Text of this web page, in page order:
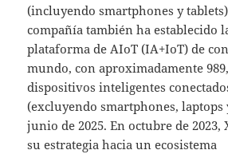
(incluyendo smartphones y
compañía también ha establecido
plataforma de AIoT (IA+IoT) de
mundo, con aproximadamente
dispositivos inteligentes
(excluyendo smartphones, laptops
junio de 2025. En octubre de
su estrategia hacia un ecosistema